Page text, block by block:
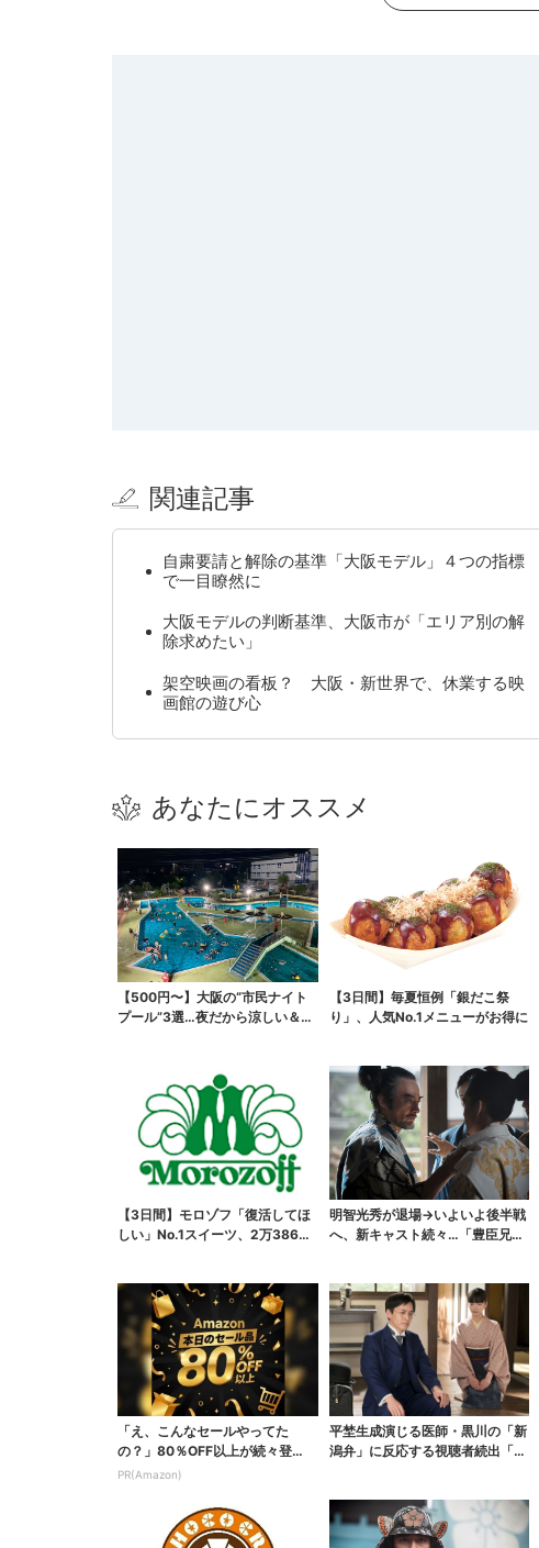
関連記事
自粛要請と解除の基準「大阪モデル」４つの指標
で一目瞭然に
大阪モデルの判断基準、大阪市が「エリア別の解
除求めたい」
架空映画の看板？ 大阪・新世界で、休業する映
画館の遊び心
あなたにオススメ
【500円〜】大阪の“市民ナイト
プール”3選…夜だから涼しい＆コ
【3日間】毎夏恒例「銀だこ祭
り」、人気No.1メニューがお得に
【3日間】モロゾフ「復活してほ
しい」No.1スイーツ、2万3865
明智光秀が退場→いよいよ後半戦
へ、新キャスト続々…「豊臣兄
「え、こんなセールやってた
の？」80％OFF以上が続々登
場！Amazonの本気が...
PR(Amazon)
平埜生成演じる医師・黒川の「新
潟弁」に反応する視聴者続出「グ